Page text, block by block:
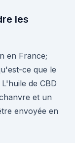
les
en France;
ce que le
de CBD
et un
envoyée en